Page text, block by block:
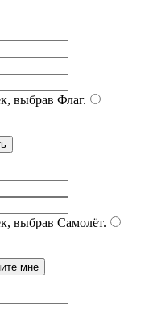
выбрав Флаг.
выбрав Самолёт.